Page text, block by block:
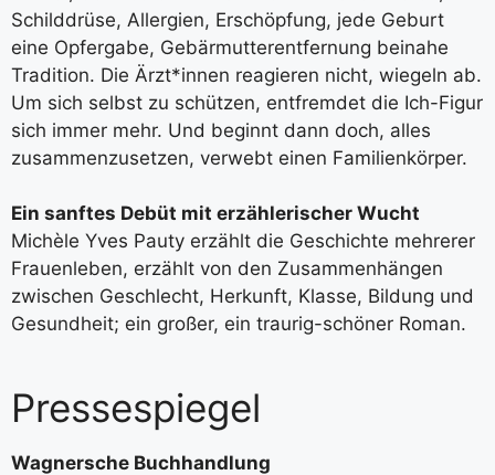
Schilddrüse, Allergien, Erschöpfung, jede Geburt
eine Opfergabe, Gebärmutterentfernung beinahe
Tradition. Die Ärzt*innen reagieren nicht, wiegeln ab.
Um sich selbst zu schützen, entfremdet die Ich-Figur
sich immer mehr. Und beginnt dann doch, alles
zusammenzusetzen, verwebt einen Familienkörper.
Ein sanftes Debüt mit erzählerischer Wucht
Michèle Yves Pauty erzählt die Geschichte mehrerer
Frauenleben, erzählt von den Zusammenhängen
zwischen Geschlecht, Herkunft, Klasse, Bildung und
Gesundheit; ein großer, ein traurig-schöner Roman.
Pressespiegel
Wagnersche Buchhandlung